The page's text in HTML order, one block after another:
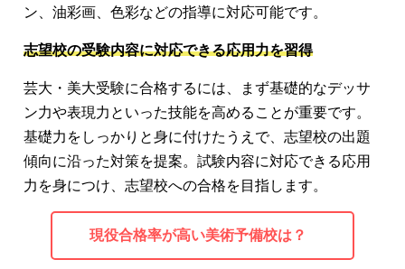
ン、油彩画、色彩などの指導に対応可能です。
志望校の受験内容に対応できる応用力を習得
芸大・美大受験に合格するには、まず基礎的なデッサ
ン力や表現力といった技能を高めることが重要です。
基礎力をしっかりと身に付けたうえで、志望校の出題
傾向に沿った対策を提案。試験内容に対応できる応用
力を身につけ、志望校への合格を目指します。
現役合格率が高い美術予備校は？